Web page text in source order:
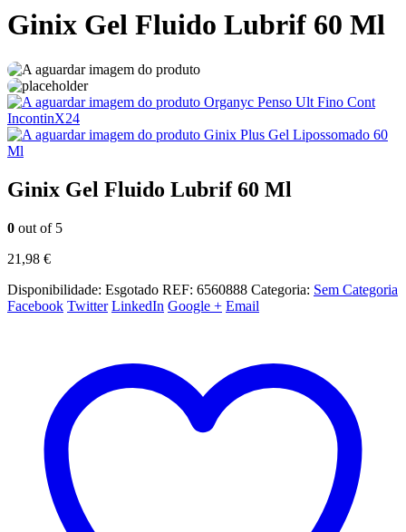
Ginix Gel Fluido Lubrif 60 Ml
Organyc Penso Ult Fino Cont
IncontinX24
Ginix Plus Gel Lipossomado 60
Ml
Ginix Gel Fluido Lubrif 60 Ml
0 out of 5
21,98 €
Disponibilidade: Esgotado REF: 6560888 Categoria: Sem Categoria
Facebook Twitter LinkedIn Google + Email